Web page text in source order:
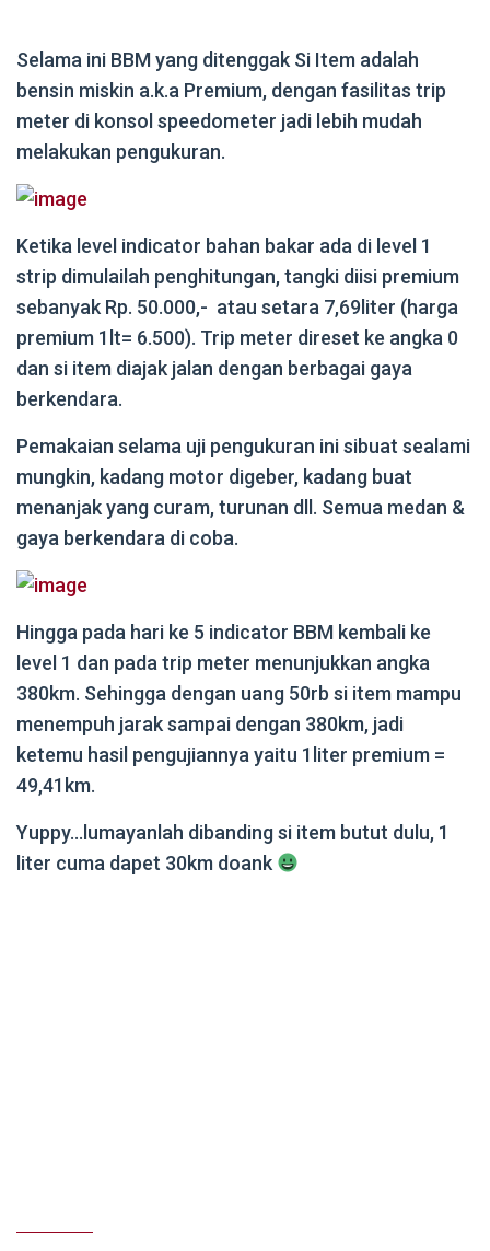
Selama ini BBM yang ditenggak Si Item adalah
bensin miskin a.k.a Premium, dengan fasilitas trip
meter di konsol speedometer jadi lebih mudah
melakukan pengukuran.
Ketika level indicator bahan bakar ada di level 1
strip dimulailah penghitungan, tangki diisi premium
sebanyak Rp. 50.000,- atau setara 7,69liter (harga
premium 1lt= 6.500). Trip meter direset ke angka 0
dan si item diajak jalan dengan berbagai gaya
berkendara.
Pemakaian selama uji pengukuran ini sibuat sealami
mungkin, kadang motor digeber, kadang buat
menanjak yang curam, turunan dll. Semua medan &
gaya berkendara di coba.
Hingga pada hari ke 5 indicator BBM kembali ke
level 1 dan pada trip meter menunjukkan angka
380km. Sehingga dengan uang 50rb si item mampu
menempuh jarak sampai dengan 380km, jadi
ketemu hasil pengujiannya yaitu 1liter premium =
49,41km.
Yuppy…lumayanlah dibanding si item butut dulu, 1
liter cuma dapet 30km doank